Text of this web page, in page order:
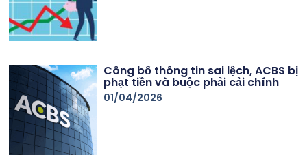
Công bố thông tin sai lệch, ACBS bị
phạt tiền và buộc phải cải chính
01/04/2026